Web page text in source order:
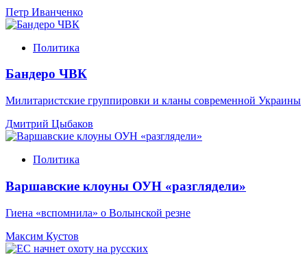
Петр Иванченко
Политика
Бандеро ЧВК
Милитаристские группировки и кланы современной Украины
Дмитрий Цыбаков
Политика
Варшавские клоуны ОУН «разглядели»
Гиена «вспомнила» о Волынской резне
Максим Кустов